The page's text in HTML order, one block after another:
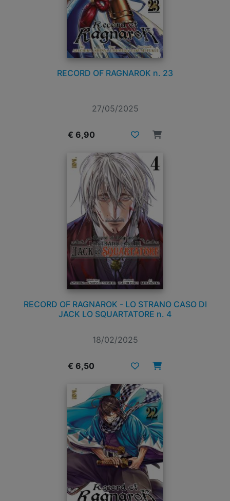
RECORD OF RAGNAROK n. 23
27/05/2025
€ 6,90
RECORD OF RAGNAROK - LO STRANO CASO DI
JACK LO SQUARTATORE n. 4
18/02/2025
€ 6,50